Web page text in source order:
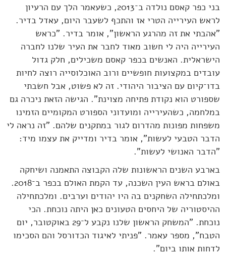
בני כפר קאסם נולדה ב־2013, כשעאמר הלך עם הרעיון
לראש העירייה הטרי אז והתכף לשעבר היום, עאדל בדיר.
"אהבתי את זה מהרגע הראשון", אומר בדיר. "כראש
העירייה היה לי חשוב מאוד לחבר את העיר שלנו לחברה
הישראלית. האנשים בכפר קאסם משכילים, חלק גדול
עובדים במקצועות חופשיים ורוב האוכלוסייה רוצה לחיות
בדו־קיום עם הציבור היהודי. זה לא פשוט, אבל חשבתי
שספורט הוא נקודת פתיחה מצוינת". הגישה הזאת ניכרה גם
במלחמה, כשהעירייה ומועדוני הספורט המקומיים הזמינו
משפחות מפונות מהדרום לגור במתקנים שלהם. "זה נראה לי
הדבר הטבעי לעשות", אומר בדיר ומדייק את עצמו מיד:
"הדבר האנושי לעשות".
בארבע השנים הראשונות שלה הקבוצה התאמנה ושיחקה
באולם בראש העין השכנה, עד הקמת האולם בכפר ב־2018.
ומלכתחילה השחקנים בה היו יהודים וערבים. ומלכתחילה
ההיסטוריה של היחסים הטעונים כאן היתה נוכחת. הכי
נוכחת. "המשחק הראשון שלנו נקבע ל־29 באוקטובר, יום
הטבח", מספר עאמר. "פניתי לאיגוד הכדורסל והם הסכימו
לדחות אותו ביום".